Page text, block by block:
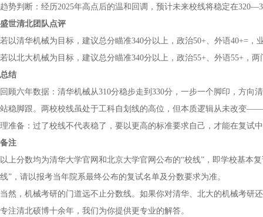
趋势判断：经历2025年高点后的温和回调，预计未来校线将稳定在
盛世清北团队点评
若以清华机械为目标，建议总分瞄准340分以上，政治50+、外语40+=，
若以北大机械为目标，建议总分瞄准340分以上，政治55+、外语55+，
总结
回顾六年数据：清华机械从310分稳步走到330分，一步一个脚印，方
站稳脚跟。两校校线虽处于工科自划线的高位，但本质逻辑从未改变
理准备：过了校线不代表稳了，要以更高的标准要求自己，才能在复试
备注
以上分数均为清华大学官网和北京大学官网公布的“校线”，即学校基本
线”，请以报考当年院系最终公布的复试名单及分数要求为准。
当然，机械考研的门道远不止分数线。如果你对清华、北大的机械考
专注清北硕博十余年，我们为你提供更专业的解答。